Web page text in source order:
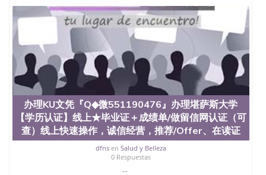
理、仿制学位证书、毕业证文凭、文凭毕业证、毕业
证认证、留服认证、使馆认证、使馆证明、使馆留学
回国人员证明、留学生认证、学历认证、文凭认证学
位认证、留学生学历认证、留学生学位认证、英国文
凭学历、美国文凭学历、澳洲文凭学历、加拿大文凭
学历、新西兰学历认证等q:551190476 微信：
551190476 圣何塞州立大学毕业证（San Jose State
University）圣何塞州立大学毕业证（San Jose State
University）圣何塞州立大学毕业证（San Jose State
University）圣何塞州立大学成绩单（San Jose State
University）圣何塞州立大学成绩单（ San Jose State
University）圣何塞州立大学成绩单（San Jose State
University）成绩单圣何塞州立大学文凭（San Jose
State University）圣何塞州立大学（San Jose State
University）圣何塞州立大学（San Jose State
办理KU文凭『Q◆微551190476』办理堪萨斯大学
【学历认证】线上★毕业证＋成绩单/做留信网认证（可
查）线上快速操作，诚信经营，推荐/Offer、在读证
dfnsen Salud y Belleza
0 Respuestas
...